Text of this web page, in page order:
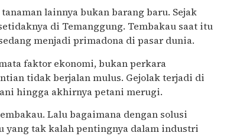
lainnya bukan barang baru. Sejak
di Temanggung. Tembakau saat itu
menjadi primadona di pasar dunia.
faktor ekonomi, bukan perkara
tidak berjalan mulus. Gejolak terjadi di
hingga akhirnya petani merugi.
Lalu bagaimana dengan solusi
yang tak kalah pentingnya dalam industri